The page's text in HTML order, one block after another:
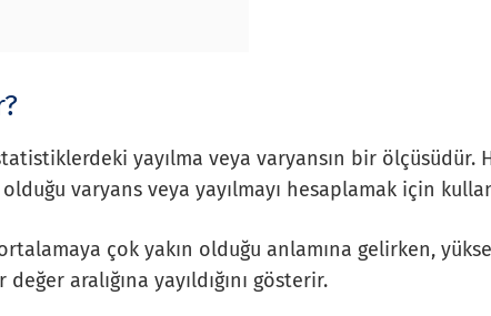
yayılma veya varyansın bir ölçüsüdür.
varyans veya yayılmayı hesaplamak için
çok yakın olduğu anlamına gelirken,
aralığına yayıldığını gösterir.